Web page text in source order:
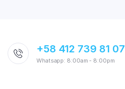
+58 412 739 81 07
Whatsapp: 8:00am - 8:00pm